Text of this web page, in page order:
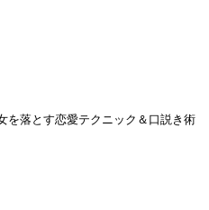
を落とす恋愛テクニック＆口説き術